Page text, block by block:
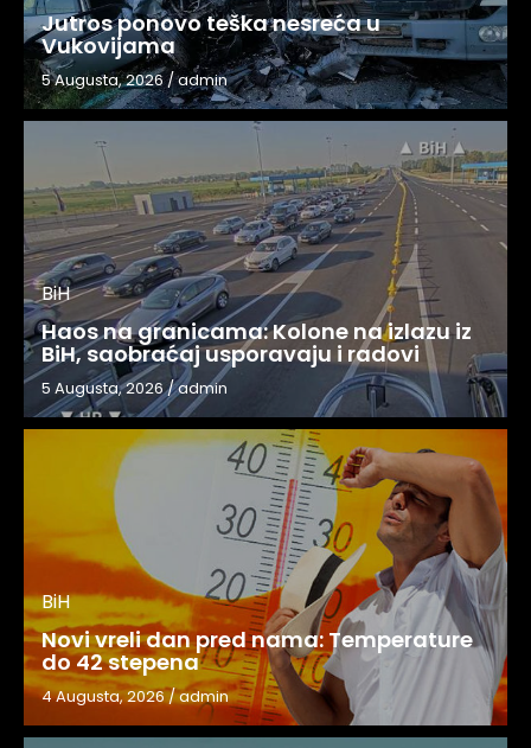
Jutros ponovo teška nesreća u
Vukovijama
5 Augusta, 2026/admin
BiH
Haos na granicama: Kolone na izlazu iz
BiH, saobraćaj usporavaju i radovi
5 Augusta, 2026/admin
BiH
Novi vreli dan pred nama: Temperature
do 42 stepena
4 Augusta, 2026/admin